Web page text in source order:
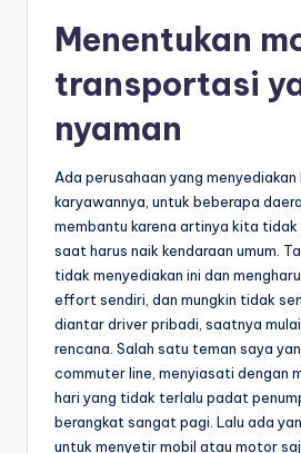
Menentukan
transportasi
nyaman
Ada perusahaan yang
karyawannya, untuk beberapa
membantu karena artinya kita tidak
saat harus naik kendaraan umum.
tidak menyediakan ini dan
effort sendiri, dan mungkin tidak
diantar driver pribadi, saatnya
rencana. Salah satu teman saya
commuter line, menyiasati dengan
hari yang tidak terlalu padat
berangkat sangat pagi. Lalu ada
untuk menyetir mobil atau motor